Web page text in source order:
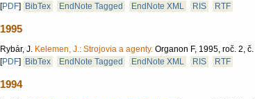
[PDF] BibTex EndNote Tagged EndNote XML RIS RTF
1995
Rybár, J. Kelemen, J.: Strojovia a agenty. Organon F, 1995, roč. 2,
[PDF] BibTex EndNote Tagged EndNote XML RIS RTF
1994